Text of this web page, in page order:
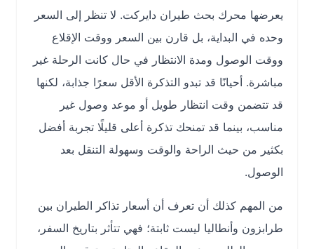
يعرضها محرك بحث طيران دايركت. لا تنظر إلى السعر
وحده في البداية، بل قارن بين السعر ووقت الإقلاع
ووقت الوصول ومدة الانتظار في حال كانت الرحلة غير
مباشرة. أحيانًا قد تبدو التذكرة الأقل سعرًا جذابة، لكنها
قد تتضمن وقت انتظار طويل أو موعد وصول غير
مناسب، بينما قد تمنحك تذكرة أعلى قليلًا تجربة أفضل
بكثير من حيث الراحة والوقت وسهولة التنقل بعد
الوصول.
من المهم كذلك أن تعرف أن أسعار تذاكر الطيران بين
طرابزون وأنطاليا ليست ثابتة؛ فهي تتأثر بتاريخ السفر،